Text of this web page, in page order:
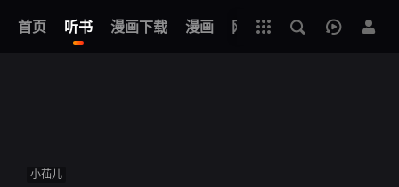
首页 听书 漫画下载 漫画 网址+
全部资源
小苮儿
小苮儿